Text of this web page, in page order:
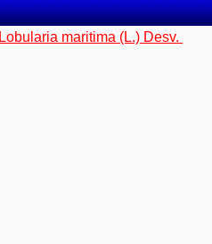
Lobularia maritima (L.) Desv.